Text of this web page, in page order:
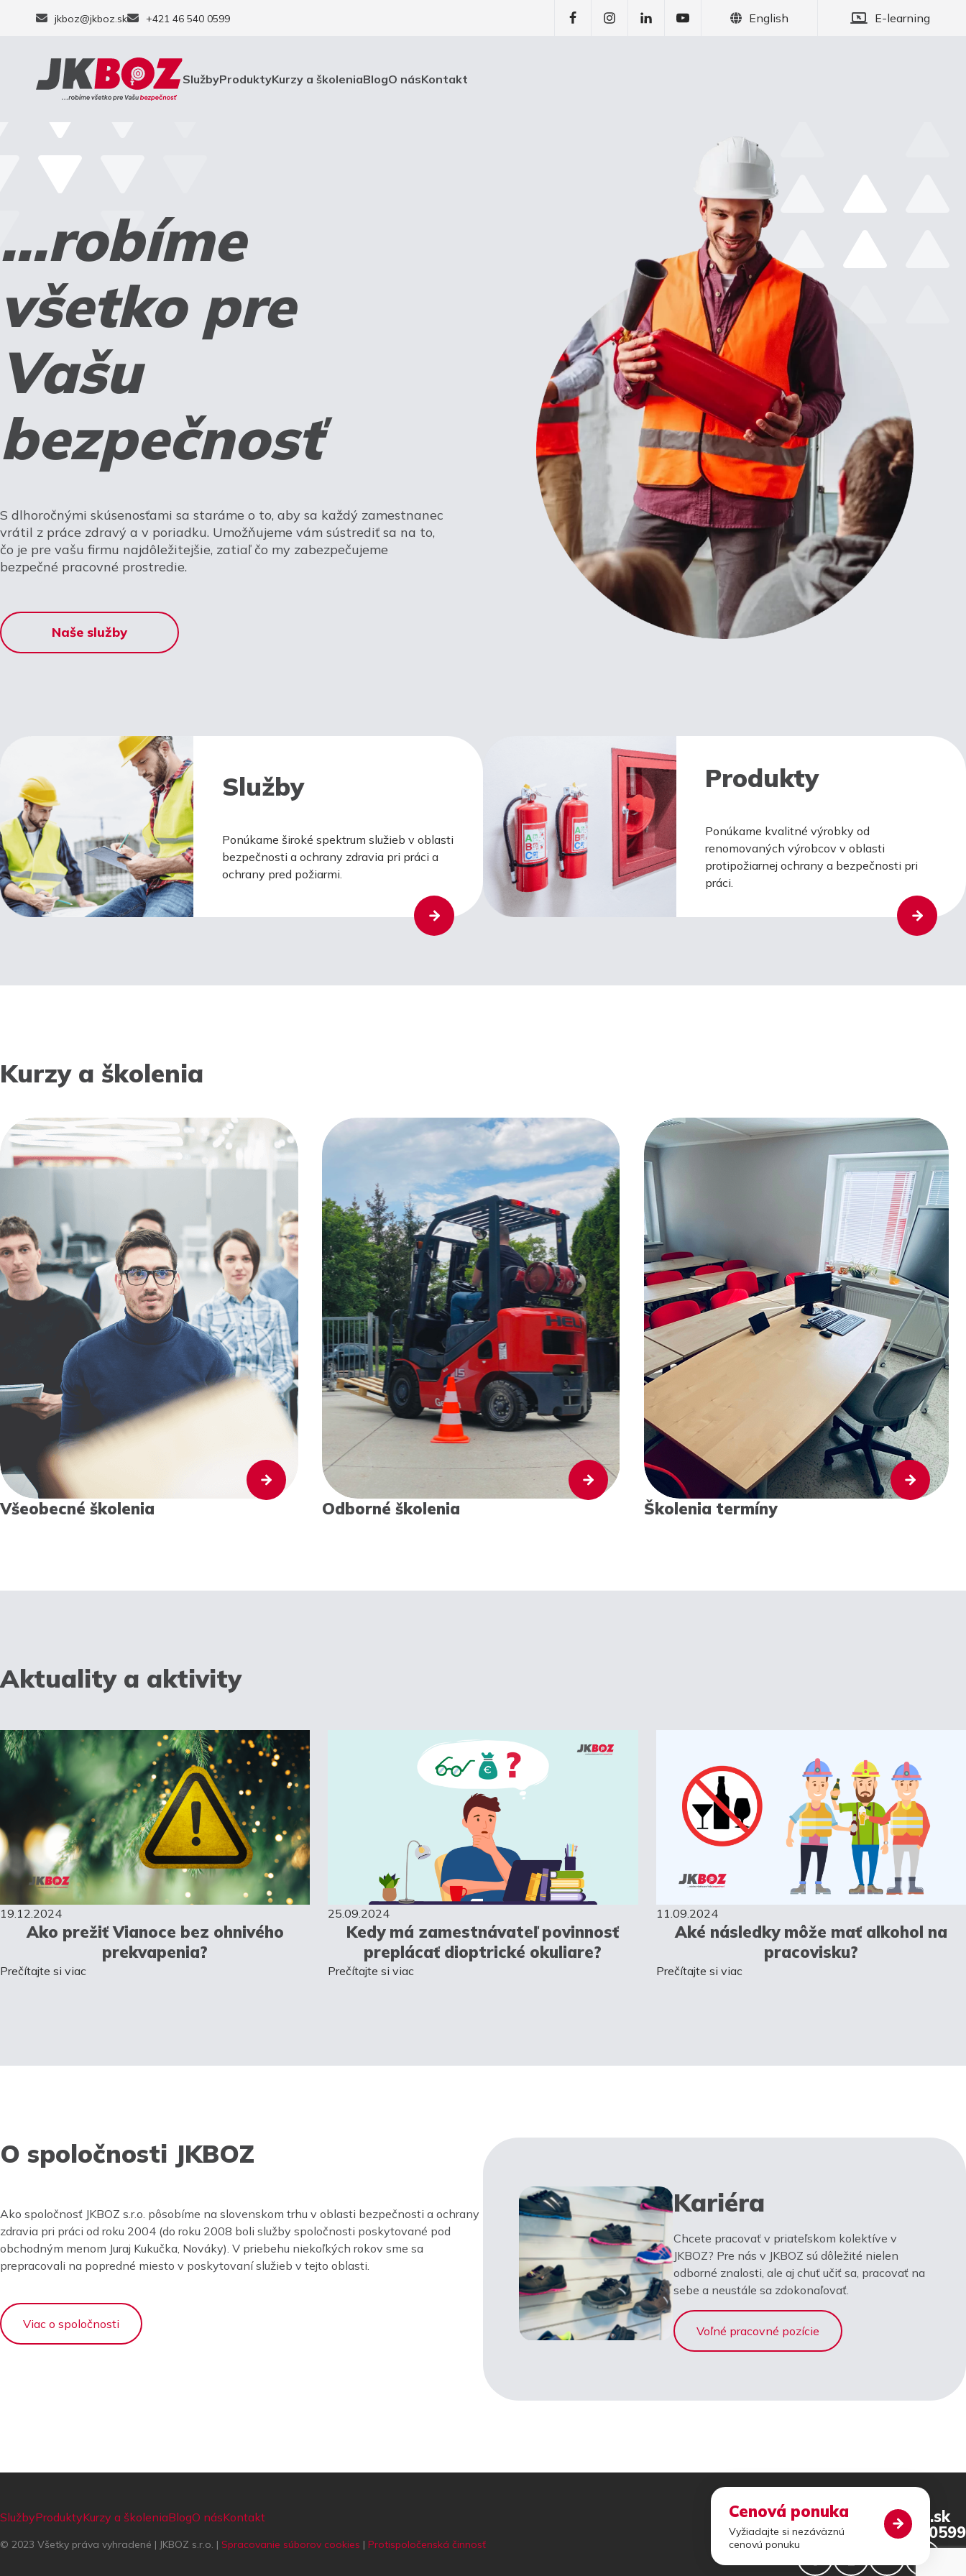
jkboz@jkboz.sk +421 46 540 0599 English E-learning
SlužbyProduktyKurzy a školeniaBlogO násKontakt
Cenová ponuka
Vyžiadajte si nezáväznú
cenovú ponuku
...robíme
všetko pre
Vašu
bezpečnosť
S dlhoročnými skúsenosťami sa staráme o to, aby sa každý zamestnanec
vrátil z práce zdravý a v poriadku. Umožňujeme vám sústrediť sa na to,
čo je pre vašu firmu najdôležitejšie, zatiaľ čo my zabezpečujeme
bezpečné pracovné prostredie.
Naše služby
Služby
Ponúkame široké spektrum služieb v oblasti
bezpečnosti a ochrany zdravia pri práci a
ochrany pred požiarmi.
Produkty
Ponúkame kvalitné výrobky od
renomovaných výrobcov v oblasti
protipožiarnej ochrany a bezpečnosti pri
práci.
Kurzy a školenia
Všeobecné školenia Odborné školenia Školenia termíny
Aktuality a aktivity
19.12.2024
Ako prežiť Vianoce bez ohnivého
prekvapenia?
Prečítajte si viac
25.09.2024
Kedy má zamestnávateľ povinnosť
preplácať dioptrické okuliare?
Prečítajte si viac
11.09.2024
Aké následky môže mať alkohol na
pracovisku?
Prečítajte si viac
O spoločnosti JKBOZ
Ako spoločnosť JKBOZ s.r.o. pôsobíme na slovenskom trhu v oblasti bezpečnosti a ochrany
zdravia pri práci od roku 2004 (do roku 2008 boli služby spoločnosti poskytované pod
obchodným menom Juraj Kukučka, Nováky). V priebehu niekoľkých rokov sme sa
prepracovali na popredné miesto v poskytovaní služieb v tejto oblasti.
Viac o spoločnosti
Kariéra
Chcete pracovať v priateľskom kolektíve v
JKBOZ? Pre nás v JKBOZ sú dôležité nielen
odborné znalosti, ale aj chuť učiť sa, pracovať na
sebe a neustále sa zdokonaľovať.
Voľné pracovné pozície
SlužbyProduktyKurzy a školeniaBlogO násKontakt
© 2023 Všetky práva vyhradené | JKBOZ s.r.o. | Spracovanie súborov cookies | Protispoločenská činnosť
jkboz@jkboz.sk
+421 46 540 0599